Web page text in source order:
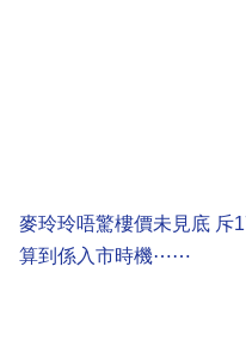
麥玲玲唔驚樓價未見底 斥
算到係入市時機⋯⋯